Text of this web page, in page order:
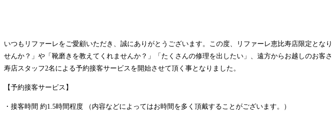
いつもリファーレをご愛顧いただき、誠にありがとうございます。この度、リファーレ恵比寿店限定と
せんか？」や「靴磨きを教えてくれませんか？」「たくさんの修理を出したい」、遠方からお越しのお
寿店スタッフ2名による予約接客サービスを開始させて頂く事となりました。
【予約接客サービス】
・接客時間 約1.5時間程度 （内容などによってはお時間を多く頂戴することがございます。）